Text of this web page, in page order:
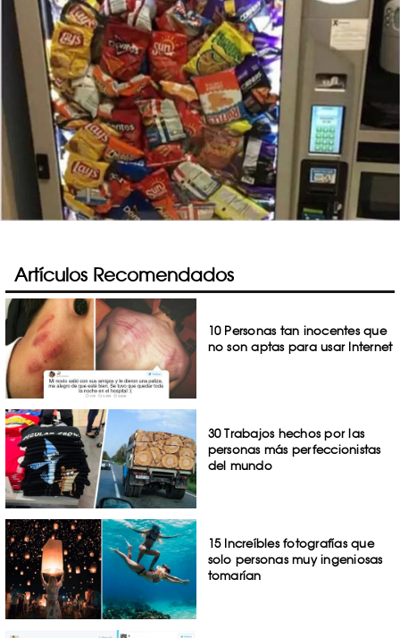
Artículos Recomendados
10 Personas tan inocentes que
no son aptas para usar Internet
30 Trabajos hechos por las
personas más perfeccionistas
del mundo
15 Increíbles fotografías que
solo personas muy ingeniosas
tomarían